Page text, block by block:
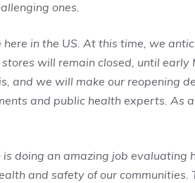
ones.
in the US. At this time, we
will remain closed, until early
and we will make our reopening
and public health experts. As
doing an amazing job evaluating
and safety of our communities.